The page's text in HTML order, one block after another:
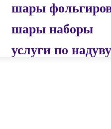
шары
шары наборы
услуги по надуву